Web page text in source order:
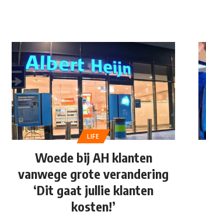
LIFE
Woede bij AH klanten
vanwege grote verandering
‘Dit gaat jullie klanten
kosten!’